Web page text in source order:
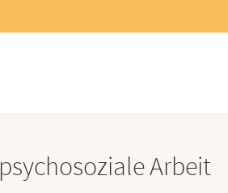
psychosoziale Arbeit